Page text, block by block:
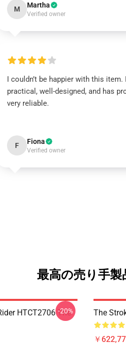
M Martha
Verified owner
I couldn’t be happier with this item.
practical, well-designed, and has
very reliable.
F Fiona
Verified owner
最高の売り手製
HTCT2706 The
-20% The
￥